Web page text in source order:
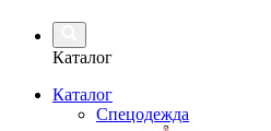
Каталог
Каталог
Спецодежда